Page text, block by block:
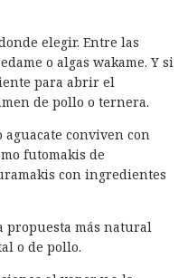
elegir. Entre las
o algas wakame. Y si
para abrir el
de pollo o ternera.
aguacate conviven con
futomakis de
con ingredientes
propuesta más natural
o de pollo.